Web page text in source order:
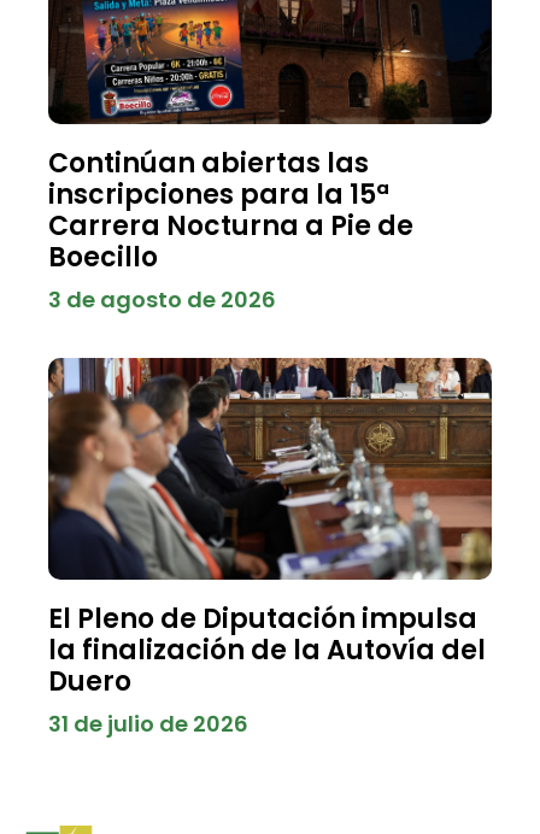
Continúan abiertas las
inscripciones para la 15ª
Carrera Nocturna a Pie de
Boecillo
3 de agosto de 2026
El Pleno de Diputación impulsa
la finalización de la Autovía del
Duero
31 de julio de 2026